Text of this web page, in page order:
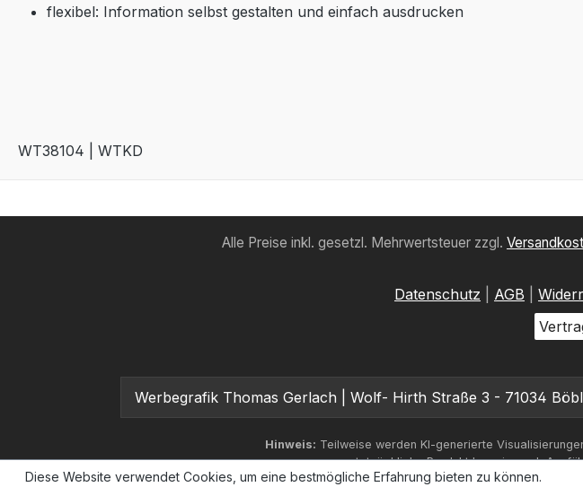
flexibel: Information selbst gestalten und einfach ausdrucken
WT38104 | WTKD
Alle Preise inkl. gesetzl. Mehrwertsteuer zzgl.
Datenschutz AGB
Werbegrafik Thomas Gerlach | Wolf- Hirth Straße 3 - 71034
Hinweis: Teilweise werden KI-generierte
tatsächliche Produkt kann je nach
Diese Website verwendet Cookies, um eine bestmögliche Erfahrung bieten zu können.